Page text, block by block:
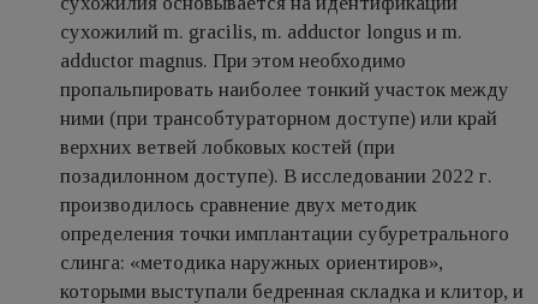
сухожилий m. gracilis, m. adductor longus и m.
adductor magnus. При этом необходимо
пропальпировать наиболее тонкий участок между
ними (при трансобтураторном доступе) или край
верхних ветвей лобковых костей (при
позадилонном доступе). В исследовании 2022 г.
производилось сравнение двух методик
определения точки имплантации субуретрального
слинга: «методика наружных ориентиров»,
которыми выступали бедренная складка и клитор, и